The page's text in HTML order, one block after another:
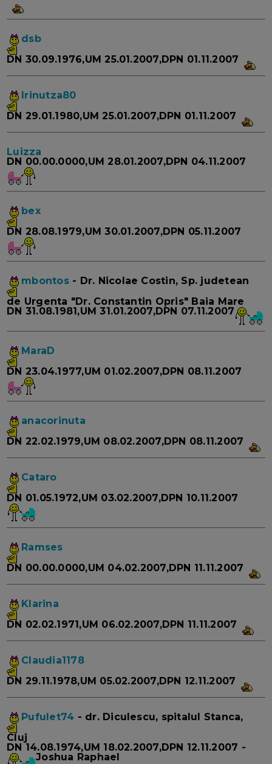
dsb
DN 30.09.1976,UM 25.01.2007,DPN 01.11.2007
Irinutza80
DN 29.01.1980,UM 25.01.2007,DPN 01.11.2007
Luizza
DN 00.00.0000,UM 28.01.2007,DPN 04.11.2007
bex
DN 28.08.1979,UM 30.01.2007,DPN 05.11.2007
mbontos- Dr. Nicolae Costin, Sp. judetean
de Urgenta "Dr. Constantin Opris" Baia Mare
DN 31.08.1981,UM 31.01.2007,DPN 07.11.2007
MaraD
DN 23.04.1977,UM 01.02.2007,DPN 08.11.2007
anacorinuta
DN 22.02.1979,UM 08.02.2007,DPN 08.11.2007
Cataro
DN 01.05.1972,UM 03.02.2007,DPN 10.11.2007
Ramses
DN 00.00.0000,UM 04.02.2007,DPN 11.11.2007
Klarina
DN 02.02.1971,UM 06.02.2007,DPN 11.11.2007
Claudia1178
DN 29.11.1978,UM 05.02.2007,DPN 12.11.2007
Pufulet74 - dr. Diculescu, spitalul Stanca,
Cluj
DN 14.08.1974,UM 18.02.2007,DPN 12.11.2007 -
Joshua Raphael